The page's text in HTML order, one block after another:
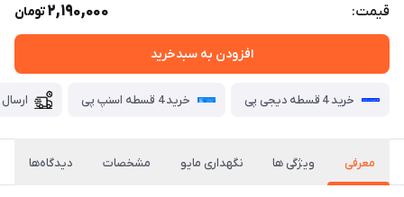
قیمت: 2,190,000تومان
افزودن به سبدخرید
خرید 4 قسطه دیجی پی خرید 4 قسطه اسنپ پی
معرفی ویژگی ها نگهداری مایو مشخصات دیدگاه‌ها